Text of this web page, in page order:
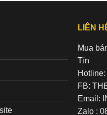
LIÊN
Mua
Tín
FB:
Email:
Zalo :